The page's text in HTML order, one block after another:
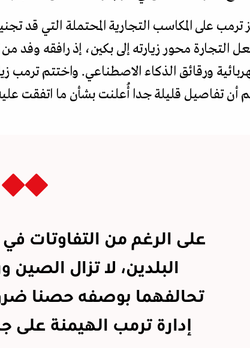
ترمب على المكاسب التجارية المحتملة التي قد
التجارة محور زيارته إلى بكين، إذ رافقه وفد
ورقائق الذكاء الاصطناعي. واختتم ترمب
أن تفاصيل قليلة جدا أُعلنت بشأن ما اتفقت
على الرغم من التفاوتات في
البلدين، لا تزال الصين
تحالفهما بوصفه حصنا
إدارة ترمب الهيمنة على